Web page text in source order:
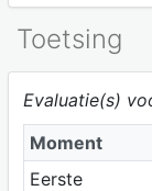
Toetsing
Evaluatie(s)
Moment
Eerste